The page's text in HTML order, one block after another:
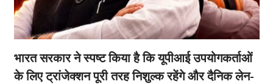
भारत सरकार ने स्पष्ट किया है कि यूपीआई उपयोगकर्ताओं
के लिए ट्रांजेक्शन पूरी तरह निशुल्क रहेंगे और दैनिक लेन-